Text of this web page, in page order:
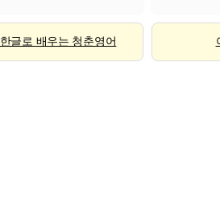
한글로 배우는 청춘영어